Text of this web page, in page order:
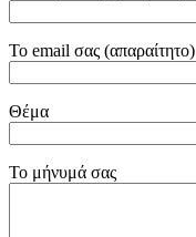
Το email σας (απαραίτητο)
Θέμα
Το μήνυμά σας